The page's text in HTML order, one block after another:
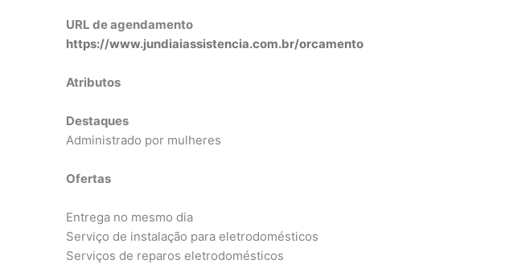
URL de agendamento
https://www.jundiaiassistencia.com.br/orcamento
Atributos
Destaques
Administrado por mulheres
Ofertas
Entrega no mesmo dia
Serviço de instalação para eletrodomésticos
Serviços de reparos eletrodomésticos